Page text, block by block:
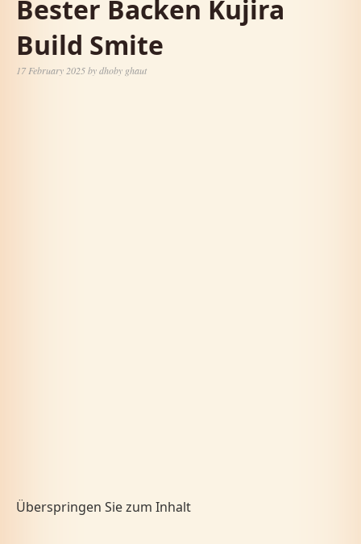
Bester Backen Kujira
Build Smite
17 February 2025bydhoby ghaut
Überspringen Sie zum Inhalt